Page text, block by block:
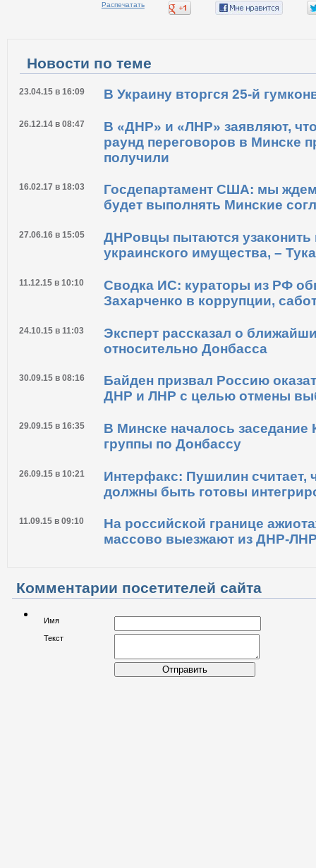
Распечатать
Новости по теме
23.04.15 в 16:09 В Украину вторгся 25-й
26.12.14 в 08:47
В «ДНР» и «ЛНР» заявляют,
раунд переговоров в Минске
получили
16.02.17 в 18:03
Госдепартамент США: мы
будет выполнять Минские
27.06.16 в 15:05
ДНРовцы пытаются узаконить
украинского имущества, – Тука
11.12.15 в 10:10
Сводка ИС: кураторы из РФ
Захарченко в коррупции,
24.10.15 в 11:03
Эксперт рассказал о
относительно Донбасса
30.09.15 в 08:16
Байден призвал Россию
ДНР и ЛНР с целью отмены
29.09.15 в 16:35
В Минске началось заседание
группы по Донбассу
26.09.15 в 10:21
Интерфакс: Пушилин считает,
должны быть готовы
11.09.15 в 09:10
На российской границе
массово выезжают из ДНР-
Комментарии посетителей сайта
Имя
Текст
Отправить